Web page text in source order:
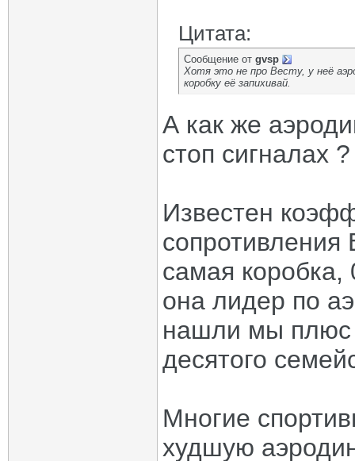
Цитата:
Сообщение от gvsp
Хотя это не про Весту, у неё
коробку её запихивай.
А как же
стоп сигналах
Известен
сопротивления
самая
она лидер по
нашли мы плюс
десятого
Многие
худшую